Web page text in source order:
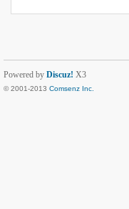
Powered by Discuz! X3
© 2001-2013 Comsenz Inc.